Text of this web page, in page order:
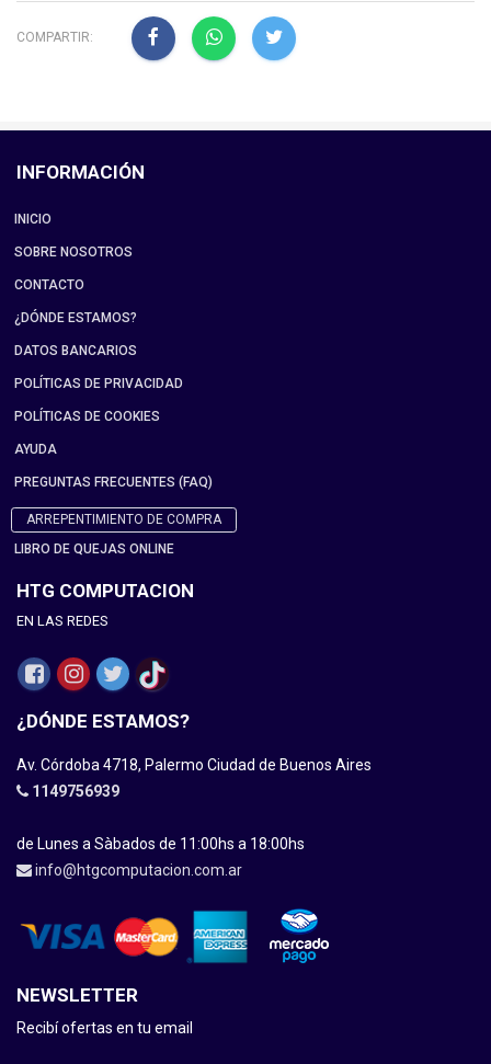
COMPARTIR:
INFORMACIÓN
INICIO
SOBRE NOSOTROS
CONTACTO
¿DÓNDE ESTAMOS?
DATOS BANCARIOS
POLÍTICAS DE PRIVACIDAD
POLÍTICAS DE COOKIES
AYUDA
PREGUNTAS FRECUENTES (FAQ)
ARREPENTIMIENTO DE COMPRA
LIBRO DE QUEJAS ONLINE
HTG COMPUTACION
EN LAS REDES
¿DÓNDE ESTAMOS?
Av. Córdoba 4718, Palermo Ciudad de Buenos Aires
1149756939
de Lunes a Sàbados de 11:00hs a 18:00hs
info@htgcomputacion.com.ar
NEWSLETTER
Recibí ofertas en tu email